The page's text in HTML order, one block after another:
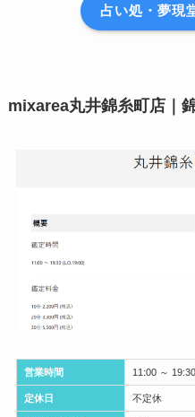
占い処・夢現
mixarea丸井錦糸町店｜
営業時間 11:00 ～ 19:30
定休日 不定休